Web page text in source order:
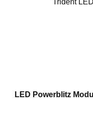
LED Powerblitz